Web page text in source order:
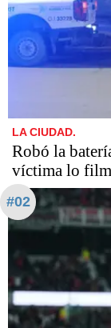
LA CIUDAD.
Robó la
víctima lo
#02